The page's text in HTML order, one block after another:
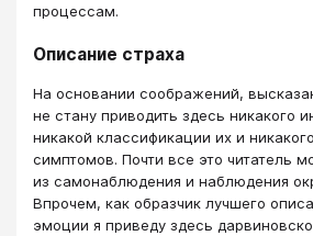
процессам.
Описание страха
На основании соображений,
не стану приводить здесь никакого
никакой классификации их и
симптомов. Почти все это читатель
из самонаблюдения и наблюдения
Впрочем, как образчик лучшего
эмоции я приведу здесь